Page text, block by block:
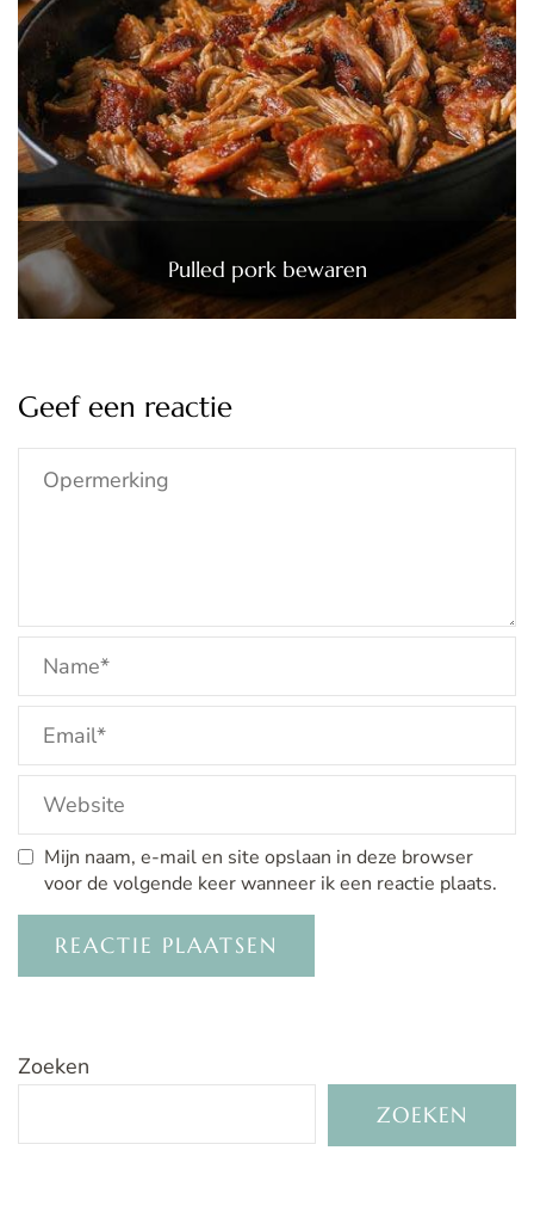
Pulled pork bewaren
Geef een reactie
Mijn naam, e-mail en site opslaan in deze browser
voor de volgende keer wanneer ik een reactie plaats.
Zoeken
ZOEKEN